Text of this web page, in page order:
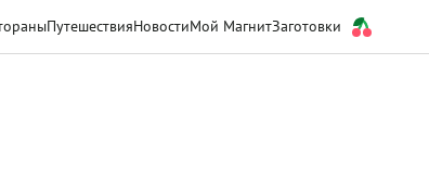
ПутешествияНовостиМой МагнитЗаготовки